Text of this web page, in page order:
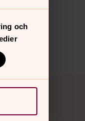
och